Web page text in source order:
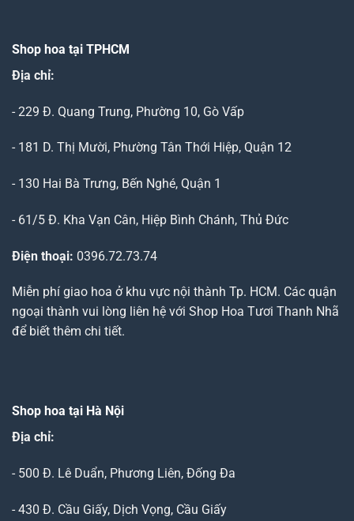
Shop hoa tại TPHCM
Địa chỉ:
- 229 Đ. Quang Trung, Phường 10, Gò Vấp
- 181 D. Thị Mười, Phường Tân Thới Hiệp, Quận 12
- 130 Hai Bà Trưng, Bến Nghé, Quận 1
- 61/5 Đ. Kha Vạn Cân, Hiệp Bình Chánh, Thủ Đức
Điện thoại: 0396.72.73.74
Miễn phí giao hoa ở khu vực nội thành Tp. HCM. Các quận
ngoại thành vui lòng liên hệ với Shop Hoa Tươi Thanh Nhã
để biết thêm chi tiết.
Shop hoa tại Hà Nội
Địa chỉ:
- 500 Đ. Lê Duẩn, Phương Liên, Đống Đa
- 430 Đ. Cầu Giấy, Dịch Vọng, Cầu Giấy